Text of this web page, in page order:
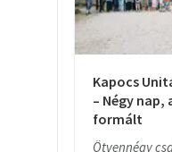
Kapocs
– Négy nap,
formált
Ötvennégy